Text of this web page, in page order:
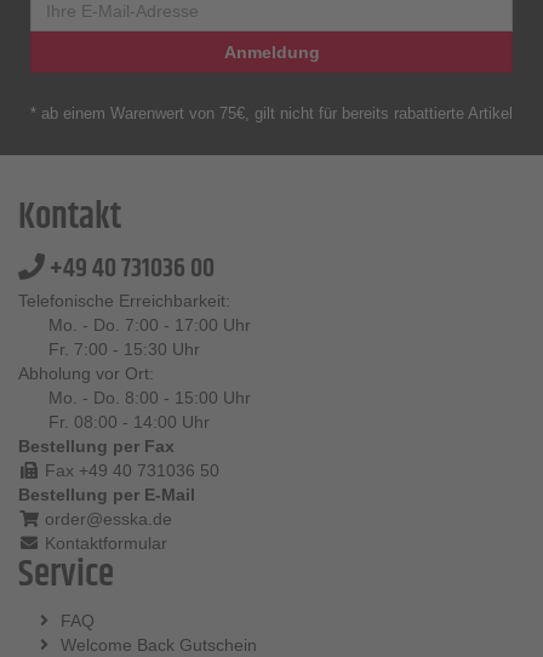
Anmeldung
* ab einem Warenwert von 75€, gilt nicht für bereits rabattierte Artikel
Kontakt
+49 40 731036 00
Telefonische Erreichbarkeit:
Mo. - Do. 7:00 - 17:00 Uhr
Fr. 7:00 - 15:30 Uhr
Abholung vor Ort:
Mo. - Do. 8:00 - 15:00 Uhr
Fr. 08:00 - 14:00 Uhr
Bestellung per Fax
Fax +49 40 731036 50
Bestellung per E-Mail
order@esska.de
Kontaktformular
Service
FAQ
Welcome Back Gutschein